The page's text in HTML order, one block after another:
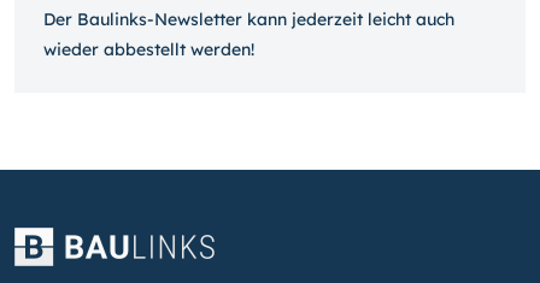
Der Baulinks-Newsletter kann jeder­zeit leicht auch
wieder ab­bestellt werden!